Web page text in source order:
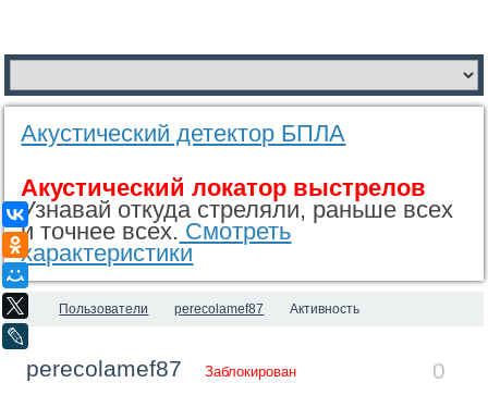
ВКонтакте
Одноклассники
Акустический детектор БПЛА
Акустический локатор выстрелов
Узнавай откуда стреляли, раньше всех
и точнее всех. Смотреть
характеристики
Пользователи perecolamef87 Активность
0
perecolamef87 Заблокирован